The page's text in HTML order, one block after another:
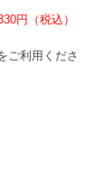
円（税込）
ご利用くださ